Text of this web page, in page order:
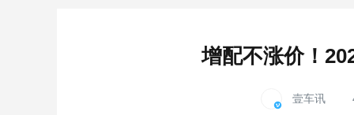
增配不涨价！
壹车讯